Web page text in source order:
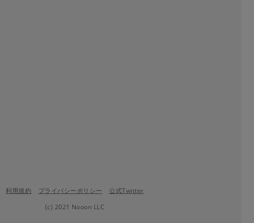
利用規約 プライバシーポリシー
公式Twitter
(c) 2021 Nooon LLC